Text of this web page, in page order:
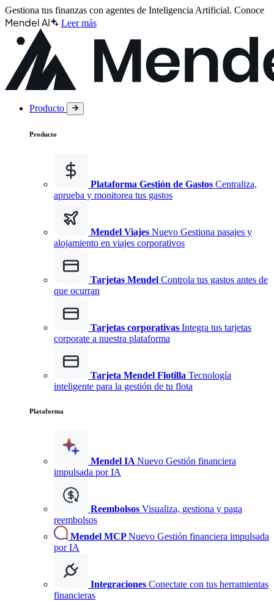
Gestiona tus finanzas con agentes de Inteligencia Artificial. Conoce
Mendel AI Leer más
Producto
Producto
Plataforma Gestión de Gastos Centraliza,
aprueba y monitorea tus gastos
Mendel Viajes Nuevo Gestiona pasajes y
alojamiento en viajes corporativos
Tarjetas Mendel Controla tus gastos antes de
que ocurran
Tarjetas corporativas Integra tus tarjetas
corporate a nuestra plataforma
Tarjeta Mendel Flotilla Tecnología
inteligente para la gestión de tu flota
Plataforma
Mendel IA Nuevo Gestión financiera
impulsada por IA
Reembolsos Visualiza, gestiona y paga
reembolsos
Mendel MCPNuevo Gestión financiera impulsada
por IA
Integraciones Conectate con tus herramientas
financieras